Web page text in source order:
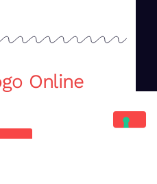
Online